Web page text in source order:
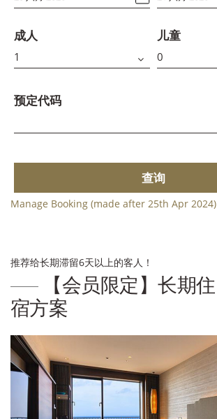
成人 儿童
预定代码
查询
Manage Booking (made after 25th Apr 2024)
推荐给长期滞留6天以上的客人！
【会员限定】长期住
宿方案